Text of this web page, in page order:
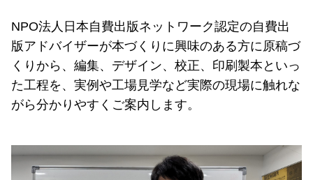
NPO法人日本自費出版ネットワーク認定の自費出
版アドバイザーが本づくりに興味のある方に原稿づ
くりから、編集、デザイン、校正、印刷製本といっ
た工程を、実例や工場見学など実際の現場に触れな
がら分かりやすくご案内します。